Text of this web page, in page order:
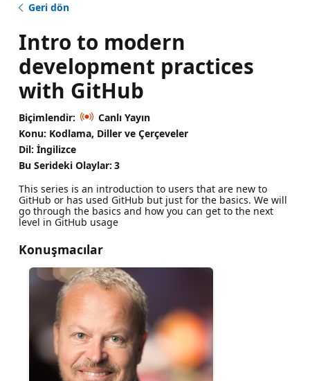
Geri dön
Intro to modern
development practices
with GitHub
Biçimlendir:
Canlı Yayın
Konu: Kodlama, Diller ve Çerçeveler
Dil: İngilizce
Bu Serideki Olaylar: 3
This series is an introduction to users that are new to
GitHub or has used GitHub but just for the basics. We will
go through the basics and how you can get to the next
level in GitHub usage
Konuşmacılar